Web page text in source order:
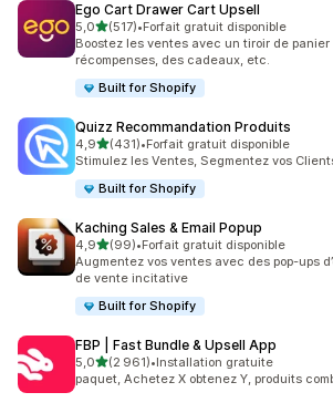
Ego Cart Drawer Cart Upsell
5,0étoile(s) sur 5
(517)
517 avis au total
•Forfait gratuit disponible
Boostez les ventes avec un tiroir de
récompenses, des cadeaux, etc.
Built for Shopify
Quizz Recommandation Produits
4,9étoile(s) sur 5
(431)
431 avis au total
•Forfait gratuit disponible
Stimulez les Ventes, Segmentez vos
Built for Shopify
Kaching Sales & Email Popup
4,9étoile(s) sur 5
(99)
99 avis au total
•Forfait gratuit disponible
Augmentez vos ventes avec des pop-ups
de vente incitative
Built for Shopify
FBP | Fast Bundle & Upsell App
5,0étoile(s) sur 5
(2 961)
2961 avis au total
•Installation gratuite
paquet, Achetez X obtenez Y, produits